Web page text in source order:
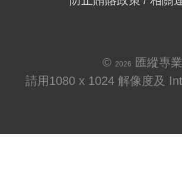
© 2026
匯縱專
請用1080 x 1024 解像度及